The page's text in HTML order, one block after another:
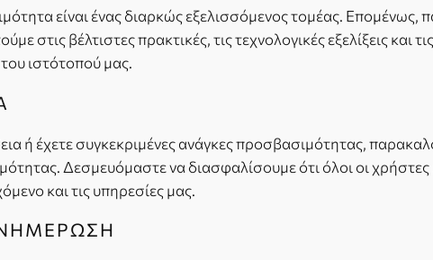
είναι ένας διαρκώς εξελισσόμενος τομέας. Επομένως,
στις βέλτιστες πρακτικές, τις τεχνολογικές εξελίξεις και
ιστότοπού μας.
ή έχετε συγκεκριμένες ανάγκες προσβασιμότητας,
Δεσμευόμαστε να διασφαλίσουμε ότι όλοι οι
και τις υπηρεσίες μας.